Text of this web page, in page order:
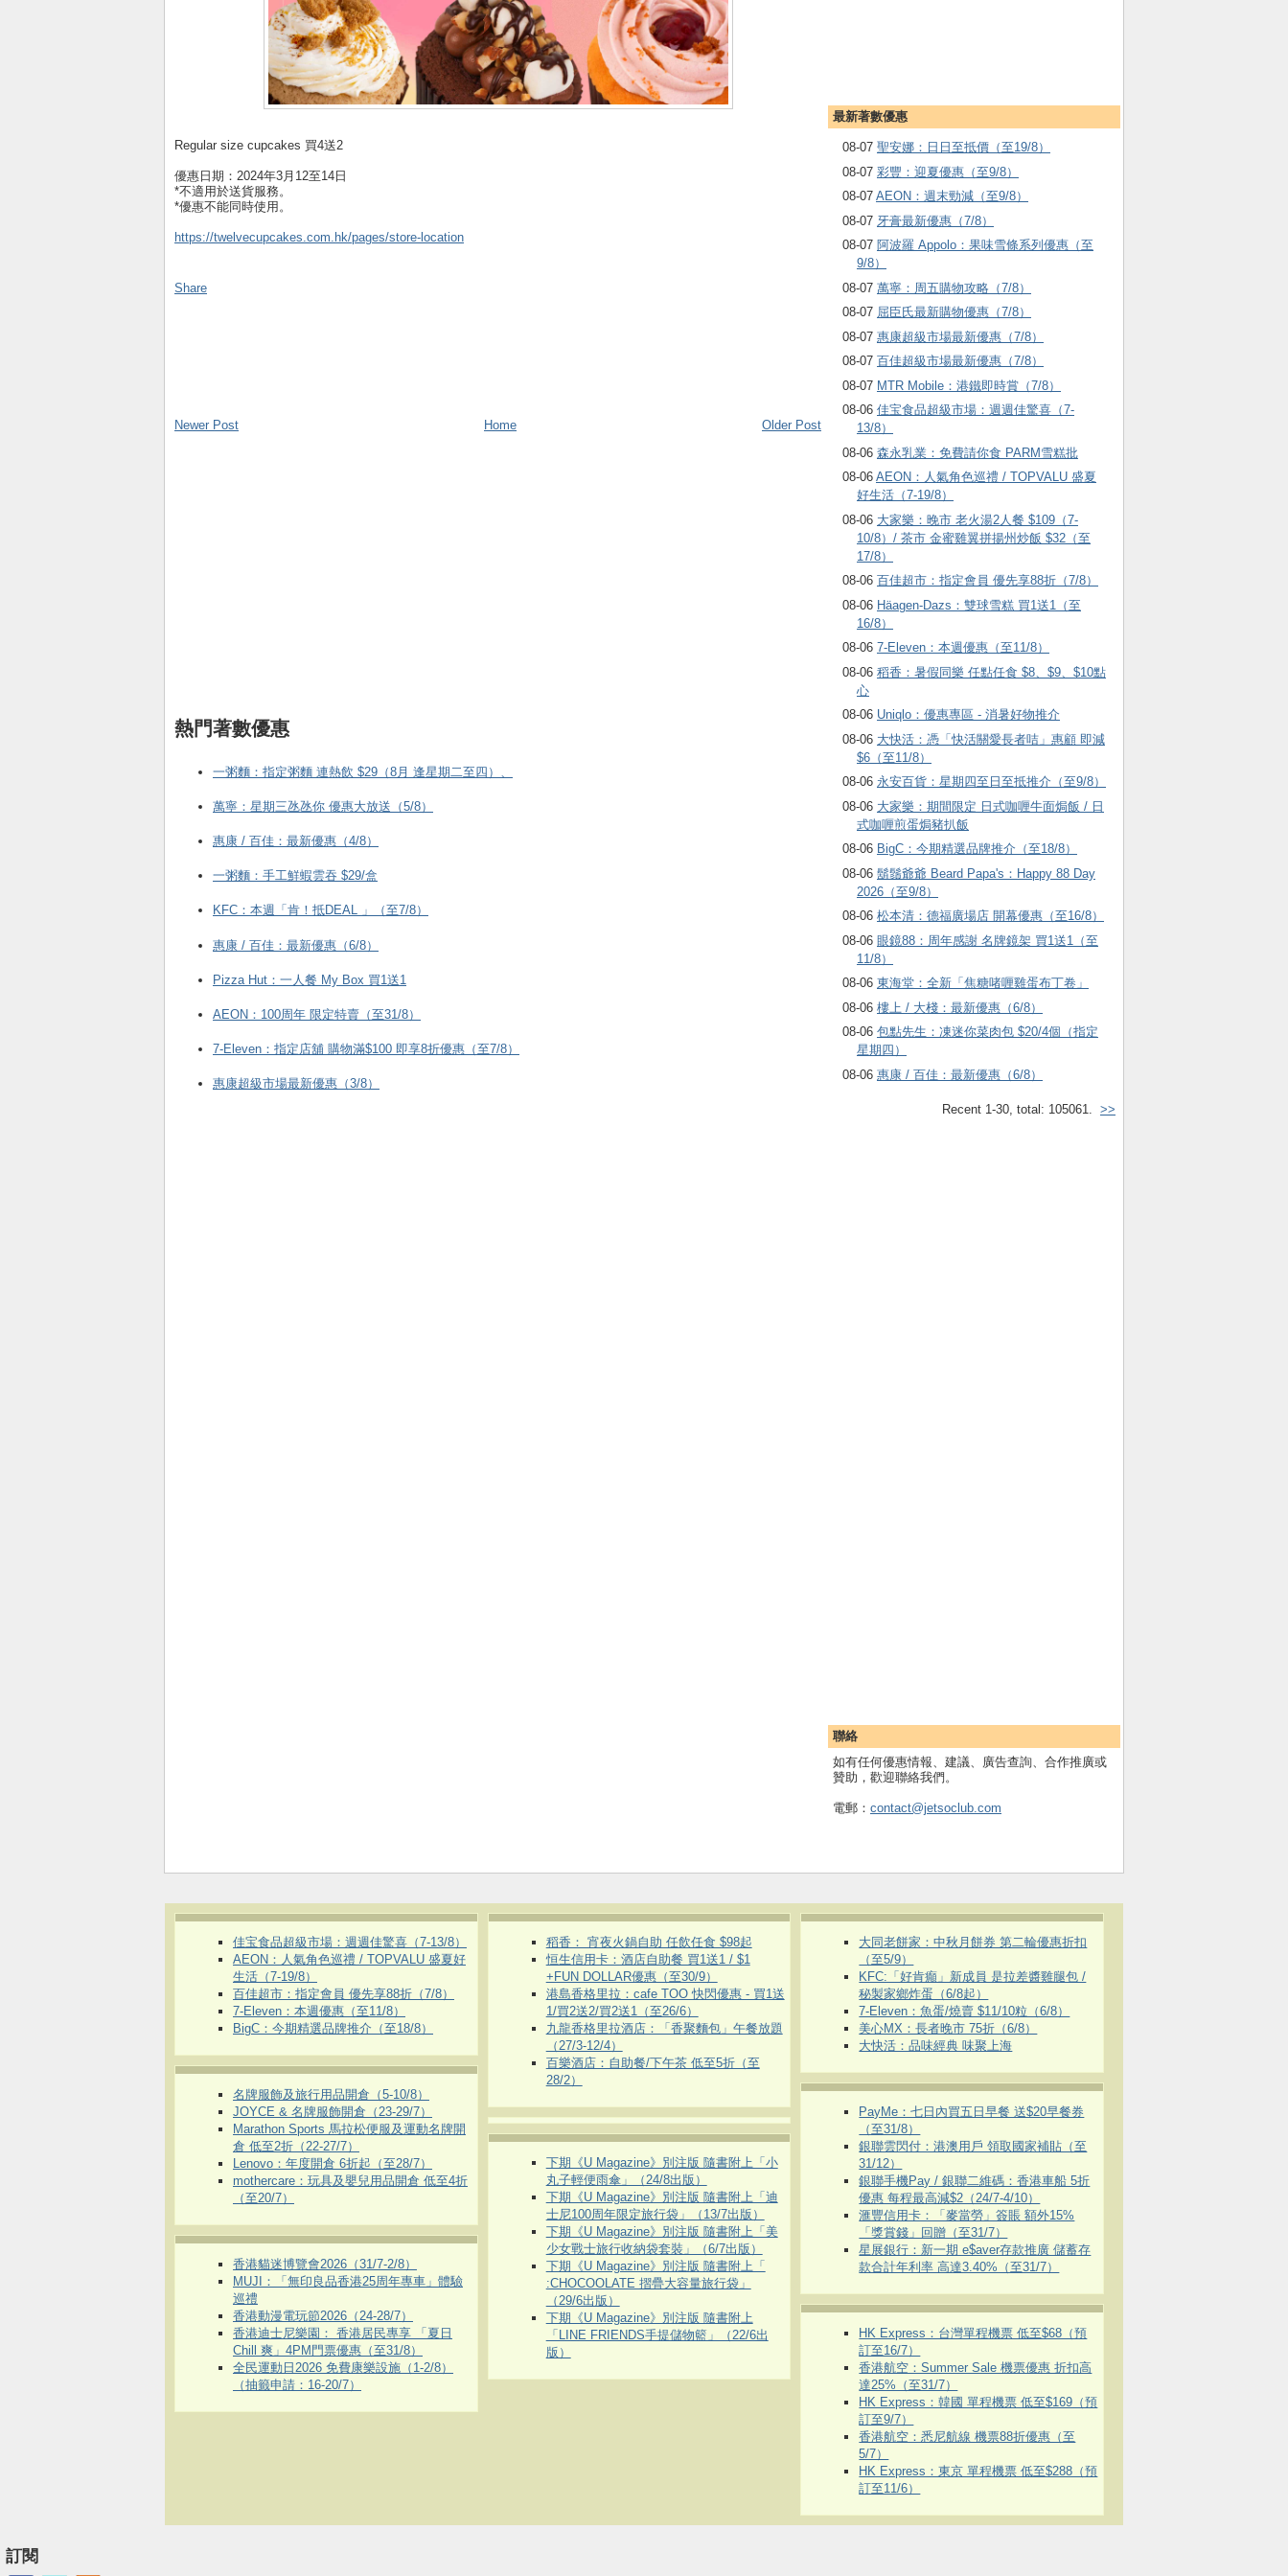
最新著數優惠
08-07 聖安娜：日日至抵價（至19/8）
08-07 彩豐：迎夏優惠（至9/8）
08-07 AEON：週末勁減（至9/8）
08-07 牙膏最新優惠（7/8）
08-07 阿波羅 Appolo：果味雪條系列優惠（至
9/8）
08-07 萬寧：周五購物攻略（7/8）
08-07 屈臣氏最新購物優惠（7/8）
08-07 惠康超級市場最新優惠（7/8）
08-07 百佳超級市場最新優惠（7/8）
08-07 MTR Mobile：港鐵即時賞（7/8）
08-06 佳宝食品超級市場：週週佳驚喜（7-
13/8）
08-06 森永乳業：免費請你食 PARM雪糕批
08-06 AEON：人氣角色巡禮 / TOPVALU 盛夏
好生活（7-19/8）
08-06 大家樂：晚市 老火湯2人餐 $109（7-
10/8）/ 茶市 金蜜雞翼拼揚州炒飯 $32（至
17/8）
08-06 百佳超市：指定會員 優先享88折（7/8）
08-06 Häagen-Dazs ：雙球雪糕 買1送1（至
16/8）
08-06 7-Eleven：本週優惠（至11/8）
08-06 稻香：暑假同樂 任點任食 $8、$9、$10點
心
08-06 Uniqlo：優惠專區 - 消暑好物推介
08-06 大快活：憑「快活關愛長者咭」惠顧 即減
$6（至11/8）
08-06 永安百貨：星期四至日至抵推介（至9/8）
08-06 大家樂：期間限定 日式咖喱牛面焗飯 / 日
式咖喱煎蛋焗豬扒飯
08-06 BigC：今期精選品牌推介（至18/8）
08-06 鬍鬚爺爺 Beard Papa's：Happy 88 Day
2026（至9/8）
08-06 松本清：德福廣場店 開幕優惠（至16/8）
08-06 眼鏡88：周年感謝 名牌鏡架 買1送1（至
11/8）
08-06 東海堂：全新「焦糖啫喱雞蛋布丁卷」
08-06 樓上 / 大棧：最新優惠（6/8）
08-06 包點先生：凍迷你菜肉包 $20/4個（指定
星期四）
08-06 惠康 / 百佳：最新優惠（6/8）
Recent 1-30, total: 105061. >>
聯絡
如有任何優惠情報、建議、廣告查詢、合作推廣或
贊助，歡迎聯絡我們。
電郵： contact@jetsoclub.com
Regular size cupcakes 買4送2
優惠日期：2024年3月12至14日
*不適用於送貨服務。
*優惠不能同時使用。
https://twelvecupcakes.com.hk/pages/store-location
Share
Newer Post Older Post
Home
熱門著數優惠
一粥麵：指定粥麵 連熱飲 $29（8月 逢星期二至四）、
萬寧：星期三氹氹你 優惠大放送（5/8）
惠康 / 百佳：最新優惠（4/8）
一粥麵：手工鮮蝦雲吞 $29/盒
KFC ：本週「肯！抵DEAL 」（至7/8）
惠康 / 百佳：最新優惠（6/8）
Pizza Hut：一人餐 My Box 買1送1
AEON：100周年 限定特賣（至31/8）
7-Eleven：指定店舖 購物滿$100 即享8折優惠（至7/8）
惠康超級市場最新優惠（3/8）
佳宝食品超級市場：週週佳驚喜（7-13/8）
AEON：人氣角色巡禮 / TOPVALU 盛夏好
生活（7-19/8）
百佳超市：指定會員 優先享88折（7/8）
7-Eleven：本週優惠（至11/8）
BigC：今期精選品牌推介（至18/8）
名牌服飾及旅行用品開倉（5-10/8）
JOYCE & 名牌服飾開倉（23-29/7）
Marathon Sports 馬拉松便服及運動名牌開
倉 低至2折（22-27/7）
Lenovo：年度開倉 6折起（至28/7）
mothercare：玩具及嬰兒用品開倉 低至4折
（至20/7）
香港貓迷博覽會2026（31/7-2/8）
MUJI：「無印良品香港25周年專車」體驗
巡禮
香港動漫電玩節2026（24-28/7）
香港迪士尼樂園： 香港居民專享 「夏日
Chill 爽」4PM門票優惠（至31/8）
全民運動日2026 免費康樂設施（1-2/8）
（抽籤申請：16-20/7）
稻香： 宵夜火鍋自助 任飲任食 $98起
恒生信用卡：酒店自助餐 買1送1 / $1
+FUN DOLLAR優惠（至30/9）
港島香格里拉：cafe TOO 快閃優惠 - 買1送
1/買2送2/買2送1（至26/6）
九龍香格里拉酒店：「香聚麵包」午餐放題
（27/3-12/4）
百樂酒店：自助餐/下午茶 低至5折（至
28/2）
下期《U Magazine》別注版 隨書附上「小
丸子輕便雨傘」（24/8出版）
下期《U Magazine》別注版 隨書附上「迪
士尼100周年限定旅行袋」（13/7出版）
下期《U Magazine》別注版 隨書附上「美
少女戰士旅行收納袋套裝」（6/7出版）
下期《U Magazine》別注版 隨書附上「
:CHOCOOLATE 摺疊大容量旅行袋」
（29/6出版）
下期《U Magazine》別注版 隨書附上
「LINE FRIENDS手提儲物籃」（22/6出
版）
大同老餅家：中秋月餅券 第二輪優惠折扣
（至5/9）
KFC:「好肯癲」新成員 是拉差醬雞腿包 /
秘製家鄉炸蛋（6/8起）
7-Eleven：魚蛋/燒賣 $11/10粒（6/8）
美心MX：長者晚市 75折（6/8）
大快活：品味經典 味聚上海
PayMe：七日內買五日早餐 送$20早餐券
（至31/8）
銀聯雲閃付：港澳用戶 領取國家補貼（至
31/12）
銀聯手機Pay / 銀聯二維碼：香港車船 5折
優惠 每程最高減$2（24/7-4/10）
滙豐信用卡：「麥當勞」簽賬 額外15%
「獎賞錢」回贈（至31/7）
星展銀行：新一期 e$aver存款推廣 儲蓄存
款合計年利率 高達3.40%（至31/7）
HK Express：台灣單程機票 低至$68（預
訂至16/7）
香港航空：Summer Sale 機票優惠 折扣高
達25%（至31/7）
HK Express：韓國 單程機票 低至$169（預
訂至9/7）
香港航空：悉尼航線 機票88折優惠（至
5/7）
HK Express：東京 單程機票 低至$288（預
訂至11/6）
訂閱